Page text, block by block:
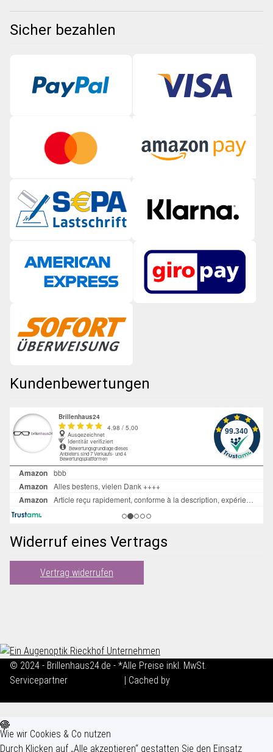
Sicher bezahlen
Kundenbewertungen
Widerruf eines Vertrags
Vertrag widerrufen
© 2024 - Brillenhaus24.de - *Alle Preise inkl. MwSt.
Servicepartner
| Cached by
Wie wir Cookies & Co nutzen
Durch Klicken auf „Alle akzeptieren“ gestatten Sie den Einsatz